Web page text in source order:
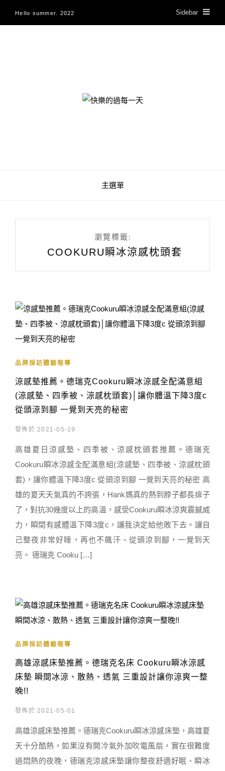
Hello summer. 2022 Sidebar
快樂的過每一天
主選單
瀏覽標籤:
COOKURU瞬冰涼感枕頭套
品牌採訪體驗報導
涼感墊推薦。德瑞克Cookuru瞬冰涼感全配滿意組
(涼感墊、四季被、涼感枕頭套)│讓你體溫下降3度c
從頭涼到腳 一覺到天亮的秘密
發佈於 2021-05-19
高雄夏日涼感墊、四季被、涼感枕頭套推薦。德瑞克
Cookuru瞬冰涼感全配滿意組(涼感墊、四季被、涼感枕頭
套)，讓你體溫下降3度c 從頭涼到腳 一覺到天亮的秘密 高
雄的夏天天氣真的不誇張，Hank媽真的熱到脖子都長痱子
了，對抗30幾度以上的高溫，感受Cookuru瞬冰涼爽震撼威
力，瞬間有感體溫下降3度c，讓我決定給他敗下去。讓自
己整夜非常好睡，再也不飆汗、從頭涼到腳，一覺到天
亮。 德瑞克 Cooku […]
品牌採訪體驗報導
高雄涼感床墊推薦。德瑞克名床 Cookuru瞬冰涼感
床墊 瞬間冰涼、散熱、透氣 三重設計讓你涼爽一整
晚!!
發佈於 2021-05-01
高雄涼感床墊推薦。德瑞克Cookuru瞬冰涼感床墊，高雄夏
天十分酷熱，如果沒有開冷氣外加吹電風扇，實在很難度
過悶熱的夜晚，德瑞克涼感床墊讓你整夜舒適好眠、瞬冰